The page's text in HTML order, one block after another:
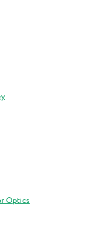
Optics